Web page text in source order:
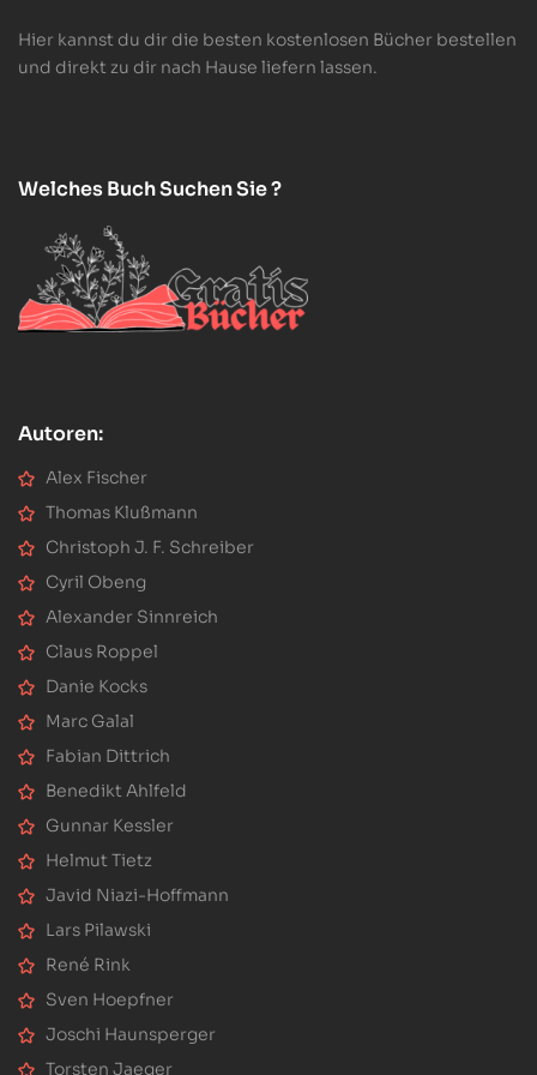
Hier kannst du dir die besten kostenlosen Bücher bestellen
und direkt zu dir nach Hause liefern lassen.
Welches Buch Suchen Sie ?
Autoren:
Alex Fischer
Thomas Klußmann
Christoph J. F. Schreiber
Cyril Obeng
Alexander Sinnreich
Claus Roppel
Danie Kocks
Marc Galal
Fabian Dittrich
Benedikt Ahlfeld
Gunnar Kessler
Helmut Tietz
Javid Niazi-Hoffmann
Lars Pilawski
René Rink
Sven Hoepfner
Joschi Haunsperger
Torsten Jaeger